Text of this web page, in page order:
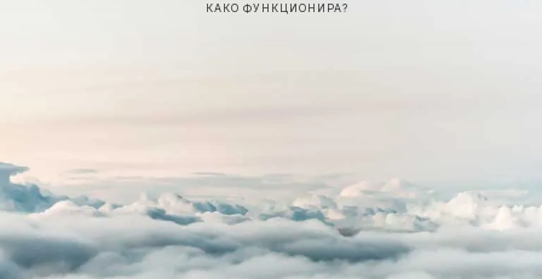
КАКО ФУНКЦИОНИРА?